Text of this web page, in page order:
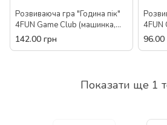
Розвиваюча гра "Година пік"
4FUN Game Club (машинка,
поле парковка) UKВ-В 0036
142.00 грн
4FUN
поле
96.00
Показати ще 1